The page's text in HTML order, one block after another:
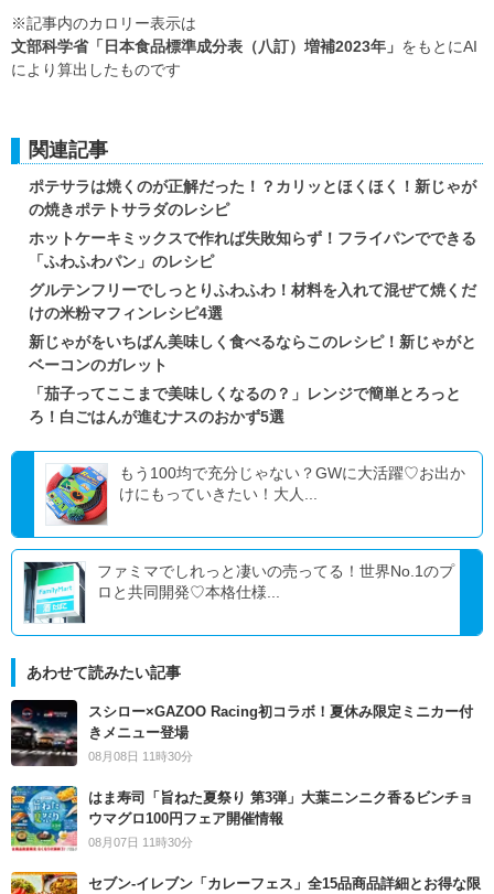
※記事内のカロリー表示は
文部科学省「日本食品標準成分表（八訂）増補2023年」 をもとにAI
により算出したものです
関連記事
ポテサラは焼くのが正解だった！？カリッとほくほく！新じゃが
の焼きポテトサラダのレシピ
ホットケーキミックスで作れば失敗知らず！フライパンでできる
「ふわふわパン」のレシピ
グルテンフリーでしっとりふわふわ！材料を入れて混ぜて焼くだ
けの米粉マフィンレシピ4選
新じゃがをいちばん美味しく食べるならこのレシピ！新じゃがと
ベーコンのガレット
「茄子ってここまで美味しくなるの？」レンジで簡単とろっと
ろ！白ごはんが進むナスのおかず5選
もう100均で充分じゃない？GWに大活躍♡お出か
けにもっていきたい！大人...
ファミマでしれっと凄いの売ってる！世界No.1のプ
ロと共同開発♡本格仕様...
あわせて読みたい記事
スシロー×GAZOO Racing初コラボ！夏休み限定ミニカー付
きメニュー登場
08月08日 11時30分
はま寿司「旨ねた夏祭り 第3弾」大葉ニンニク香るビンチョ
ウマグロ100円フェア開催情報
08月07日 11時30分
セブン‐イレブン「カレーフェス」全15品商品詳細とお得な限